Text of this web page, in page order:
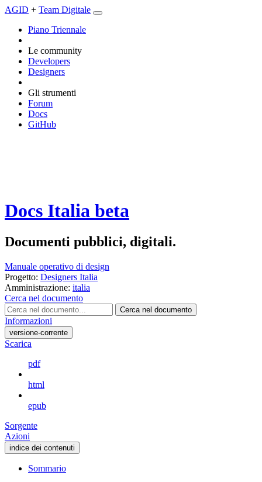
AGID + Team Digitale
Piano Triennale
Le community
Developers
Designers
Gli strumenti
Forum
Docs
GitHub
Docs Italia beta
Documenti pubblici, digitali.
Manuale operativo di design
Progetto: Designers Italia
Amministrazione: italia
Cerca nel documento
Cerca nel documento
Informazioni
versione-corrente
Scarica
pdf
html
epub
Sorgente
Azioni
indice dei contenuti
Sommario